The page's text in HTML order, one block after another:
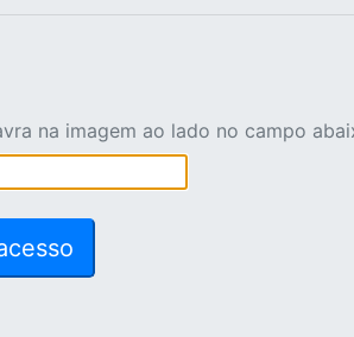
na imagem ao lado no campo